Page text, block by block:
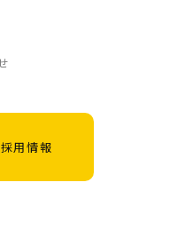
採用情報